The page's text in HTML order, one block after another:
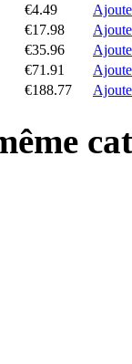
€4.49
€17.98
€35.96
€71.91
€188.77